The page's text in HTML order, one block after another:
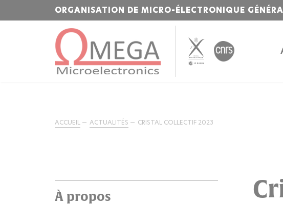
ORGANISATION DE MICRO-ÉLECTRONIQUE
ACCUEIL ACTUALITÉS CRISTAL COLLECTIF 2023
À propos